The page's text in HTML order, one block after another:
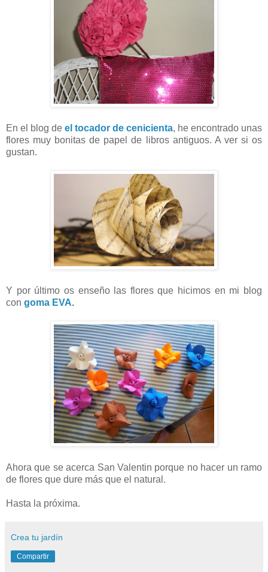
En el blog de el tocador de cenicienta, he encontrado unas
flores muy bonitas de papel de libros antiguos. A ver si os
gustan.
Y por último os enseño las flores que hicimos en mi blog
con goma EVA.
Ahora que se acerca San Valentin porque no hacer un ramo
de flores que dure más que el natural.
Hasta la próxima.
Crea tu jardín
Compartir